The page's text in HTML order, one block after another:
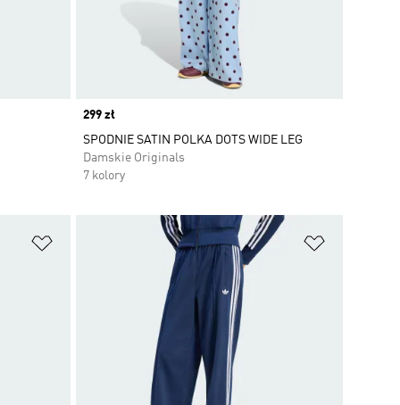
Price
299 zł
SPODNIE SATIN POLKA DOTS WIDE LEG
Damskie Originals
7 kolory
Dodaj do listy życzeń